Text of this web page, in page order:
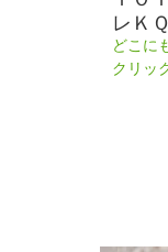
レＫＱ
どこに
クリッ